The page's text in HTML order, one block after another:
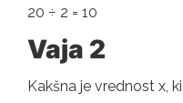
20 ÷ 2 = 10
Vaja 2
Kakšna je vrednost x,